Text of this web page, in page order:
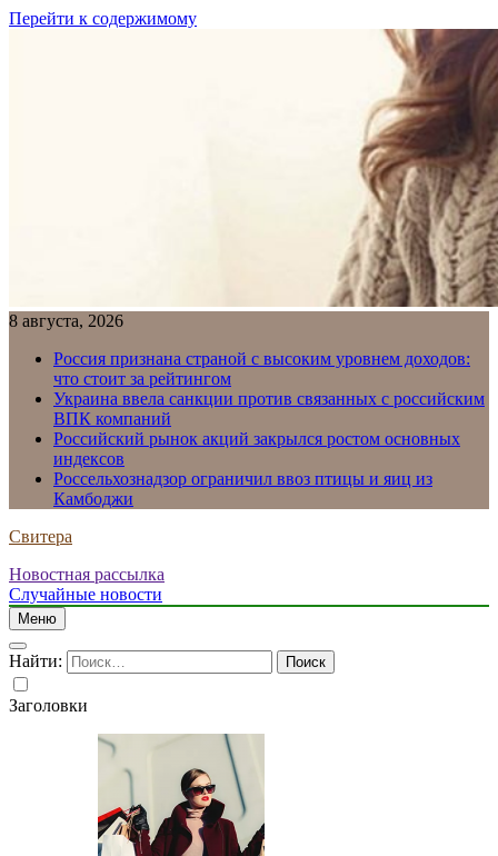
Перейти к содержимому
8 августа, 2026
Россия признана страной с высоким уровнем доходов:
что стоит за рейтингом
Украина ввела санкции против связанных с российским
ВПК компаний
Российский рынок акций закрылся ростом основных
индексов
Россельхознадзор ограничил ввоз птицы и яиц из
Камбоджи
Свитера
Новостная рассылка
Случайные новости
Меню
Найти:
Заголовки